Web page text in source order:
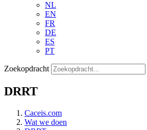
NL
EN
FR
DE
ES
PT
Zoekopdracht
DRRT
Caceis.com
Wat we doen